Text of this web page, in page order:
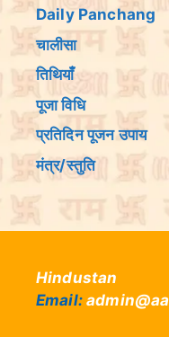
Daily Panchang
चालीसा
तिथियांँ
पूजा विधि
प्रतिदिन पूजन उपाय
मंत्र/स्तुति
Hindustan
Email: